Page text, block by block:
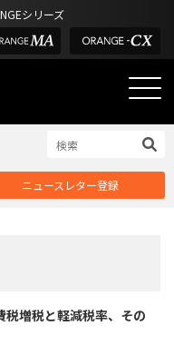
シリーズ
ィスプレイ
ト
助金
ディア
ニュースレター登録
税増税と軽減税率、その